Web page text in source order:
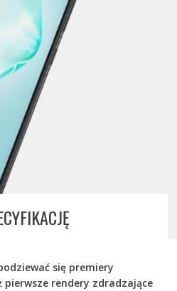
się premiery
rendery zdradzające